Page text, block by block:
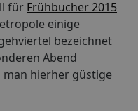
für Frühbucher 2015
einige
bezeichnet
Abend
man hierher güstige